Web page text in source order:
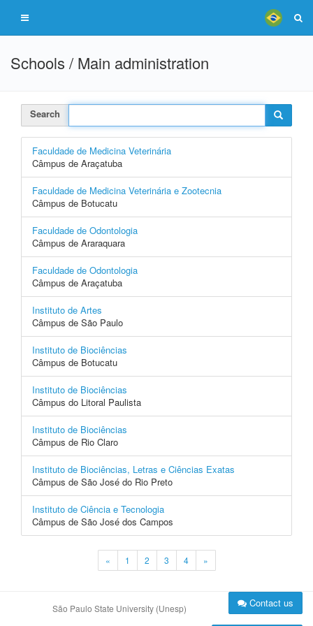
Schools / Main administration
Search
Faculdade de Medicina Veterinária
Câmpus de Araçatuba
Faculdade de Medicina Veterinária e Zootecnia
Câmpus de Botucatu
Faculdade de Odontologia
Câmpus de Araraquara
Faculdade de Odontologia
Câmpus de Araçatuba
Instituto de Artes
Câmpus de São Paulo
Instituto de Biociências
Câmpus de Botucatu
Instituto de Biociências
Câmpus do Litoral Paulista
Instituto de Biociências
Câmpus de Rio Claro
Instituto de Biociências, Letras e Ciências Exatas
Câmpus de São José do Rio Preto
Instituto de Ciência e Tecnologia
Câmpus de São José dos Campos
« 1 2 3 4 »
São Paulo State University (Unesp) Contact us